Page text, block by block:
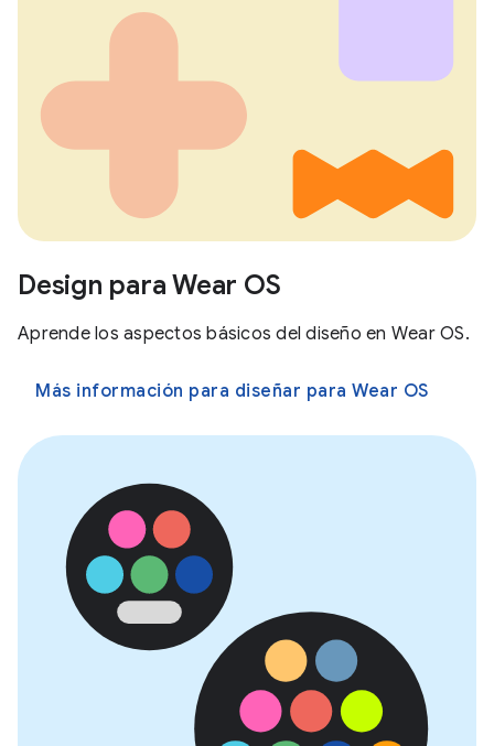
Design para Wear OS
Aprende los aspectos básicos del diseño en Wear OS.
Más información para diseñar para Wear OS